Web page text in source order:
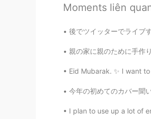
JP EN
じゃあ…ohh
JP EN
Moments liên
後でツイッターでライブするか
親の家に親のために手作りパンを
Eid Mubarak. ✨ I want
今年の初めてのカバー聞いてください！
I plan to use up a lot of